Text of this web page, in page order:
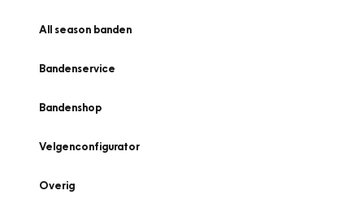
All season banden
Bandenservice
Bandenshop
Velgenconfigurator
Overig